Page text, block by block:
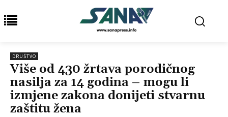
DRUŠTVO
Više od 430 žrtava porodičnog
nasilja za 14 godina – mogu li
izmjene zakona donijeti stvarnu
zaštitu žena